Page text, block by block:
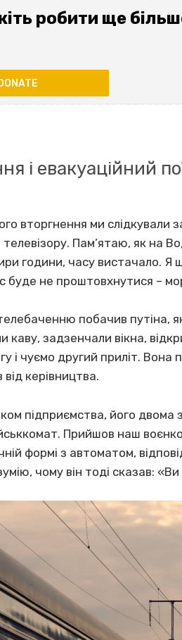
робити ще
і евакуаційний
вторгнення ми слідкували
телевізору. Пам’ятаю, як на
години, часу вистачало. Я
буде не проштовхнутися –
побачив путіна,
каву, задзенчали вікна,
і чуємо другий приліт. Вона
керівництва.
підприємства, його
Прийшов наш
формі з автоматом,
чому він тоді сказав: